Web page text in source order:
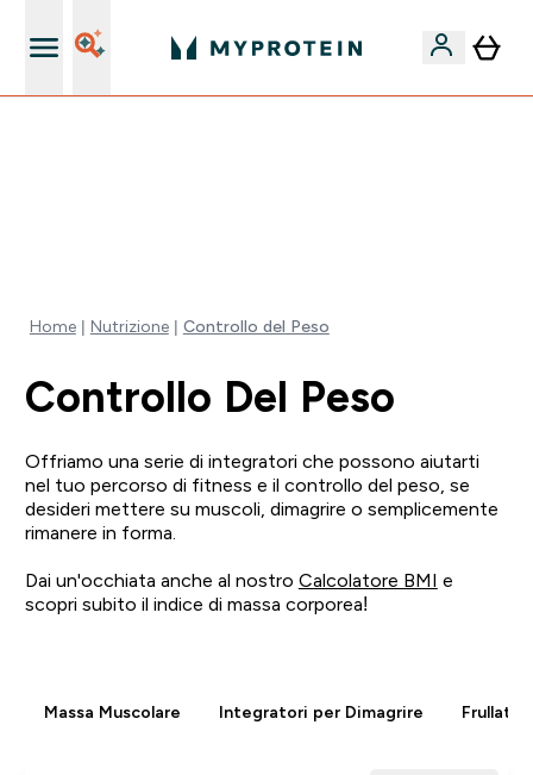
Home Nutrizione Controllo del Peso
Controllo Del Peso
Offriamo una serie di integratori che possono aiutarti
nel tuo percorso di fitness e il controllo del peso, se
desideri mettere su muscoli, dimagrire o semplicemente
rimanere in forma.
Dai un'occhiata anche al nostro Calcolatore BMI e
scopri subito il indice di massa corporea!
Massa Muscolare Integratori per Dimagrire Frullati